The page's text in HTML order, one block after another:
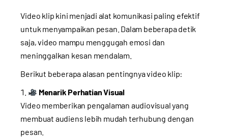
Video klip kini menjadi alat komunikasi paling efektif
untuk menyampaikan pesan. Dalam beberapa detik
saja, video mampu menggugah emosi dan
meninggalkan kesan mendalam.
Berikut beberapa alasan pentingnya video klip:
Menarik Perhatian Visual
Video memberikan pengalaman audiovisual yang
membuat audiens lebih mudah terhubung dengan
pesan.